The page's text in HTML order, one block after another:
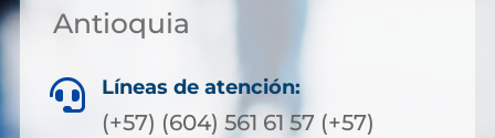
Antioquia
 Líneas de atención:
(+57) (604) 561 61 57 (+57)